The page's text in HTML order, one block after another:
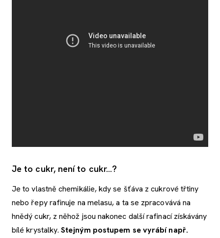
Je to cukr, není to cukr...?
Je to vlastně chemikálie, kdy se šťáva z cukrové třtiny
nebo řepy rafinuje na melasu, a ta se zpracovává na
hnědý cukr, z něhož jsou nakonec další rafinací získávány
bílé krystalky.Stejným postupem se vyrábí např.